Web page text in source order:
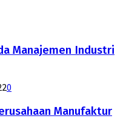
Manajemen Industri
0
Manufaktur